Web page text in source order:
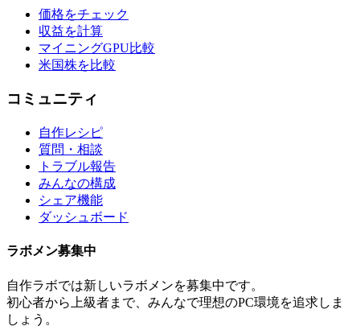
価格をチェック
収益を計算
マイニングGPU比較
米国株を比較
コミュニティ
自作レシピ
質問・相談
トラブル報告
みんなの構成
シェア機能
ダッシュボード
ラボメン募集中
自作ラボでは新しいラボメンを募集中です。
初心者から上級者まで、みんなで理想のPC環境を追求しま
しょう。